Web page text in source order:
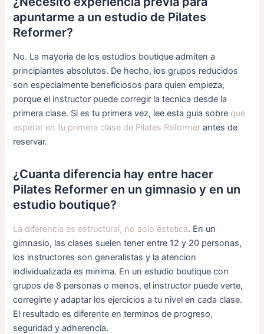
apuntarme a un estudio de Pilates
Reformer?
No. La mayoria de los estudios boutique admiten a
principiantes absolutos. De hecho, los grupos reducidos
son especialmente beneficiosos para quien empieza,
porque el instructor puede corregir la tecnica desde la
primera clase. Si es tu primera vez, lee esta guia sobre que
esperar en tu primera clase de Pilates Reformer antes de
reservar.
¿Cuanta diferencia hay entre hacer
Pilates Reformer en un gimnasio y en un
estudio boutique?
La diferencia es estructural, no solo estetica. En un
gimnasio, las clases suelen tener entre 12 y 20 personas,
los instructores son generalistas y la atencion
individualizada es minima. En un estudio boutique con
grupos de 8 personas o menos, el instructor puede verte,
corregirte y adaptar los ejercicios a tu nivel en cada clase.
El resultado es diferente en terminos de progreso,
seguridad y adherencia.